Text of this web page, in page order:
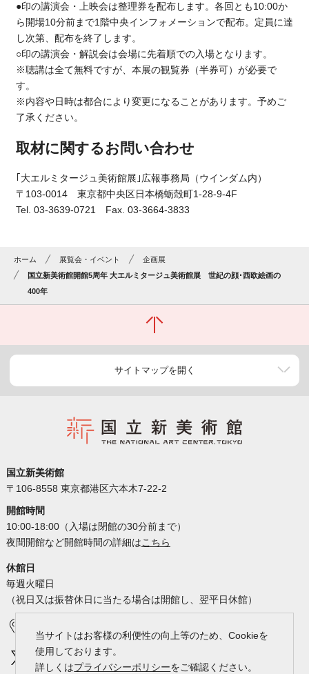
当サイトはお客様の利便性の向上等のため、Cookieを
使用しております。
詳しくはプライバシーポリシーをご確認ください。
●印の講演会・上映会は整理券を配布します。各回とも10:00か
ら開場10分前まで1階中央インフォメーションで配布。定員に達
し次第、配布を終了します。
○印の講演会・解説会は会場に先着順での入場となります。
※聴講は全て無料ですが、本展の観覧券（半券可）が必要で
す。
※内容や日時は都合により変更になることがあります。予めご
了承ください。
取材に関するお問い合わせ
｢大エルミタージュ美術館展｣広報事務局（ウインダム内）
〒103-0014 東京都中央区日本橋蛎殻町1-28-9-4F
Tel. 03-3639-0721 Fax. 03-3664-3833
ホーム 展覧会・イベント
企画展
国立新美術館開館5周年 大エルミタージュ美術館展 世紀の顔･西欧絵画の
400年
サイトマップを開く
国立新美術館
〒106-8558 東京都港区六本木7-22-2
開館時間
10:00-18:00（入場は閉館の30分前まで）
夜間開館など開館時間の詳細はこちら
休館日
毎週火曜日
（祝日又は振替休日に当たる場合は開館し、翌平日休館）